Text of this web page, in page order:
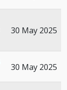
30 May 2025
30 May 2025